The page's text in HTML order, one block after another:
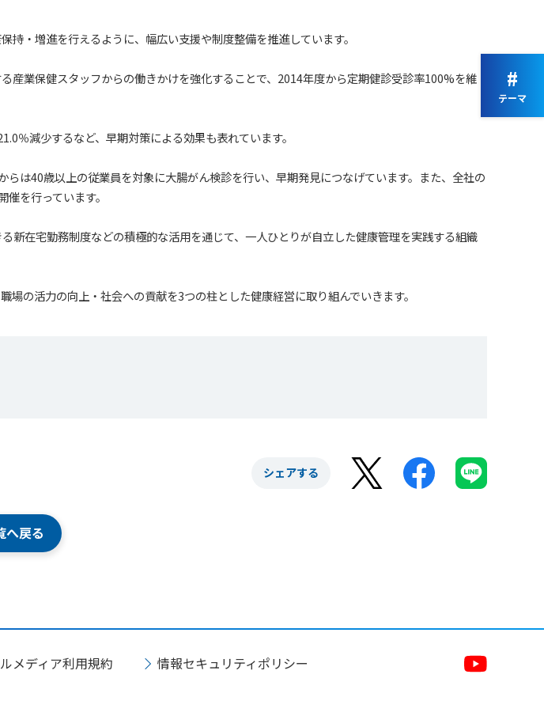
・増進を行えるように、幅広い支援や制度整備を推進しています。
業保健スタッフからの働きかけを強化することで、2014年度から定期健診受診率100%を維
％減少するなど、早期対策による効果も表れています。
は40歳以上の従業員を対象に大腸がん検診を行い、早期発見につなげています。また、全社の
を行っています。
在宅勤務制度などの積極的な活用を通じて、一人ひとりが自立した健康管理を実践する組織
の活力の向上・社会への貢献を3つの柱とした健康経営に取り組んでいきます。
シェアする
へ戻る
#
テーマ
メディア利用規約
情報セキュリティポリシー